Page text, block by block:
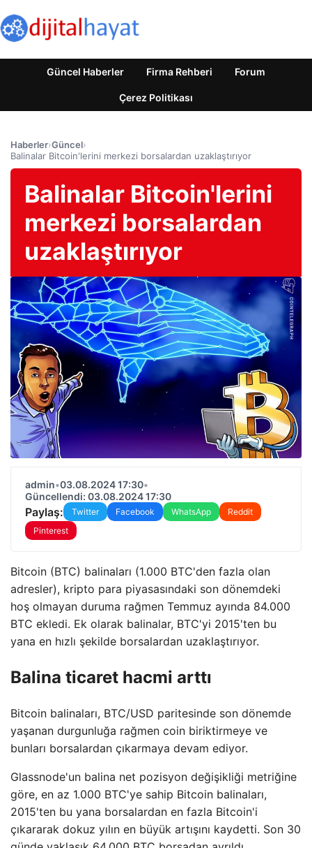
Güncel Haberler Firma Rehberi Forum
Çerez Politikası
Haberler›Güncel›
Balinalar Bitcoin'lerini merkezi borsalardan uzaklaştırıyor
Balinalar Bitcoin'lerini
merkezi borsalardan
uzaklaştırıyor
admin•03.08.2024 17:30•
Güncellendi: 03.08.2024 17:30
Paylaş: Twitter Facebook WhatsApp
Reddit
Pinterest
Bitcoin (BTC) balinaları (1.000 BTC'den fazla olan
adresler), kripto para piyasasındaki son dönemdeki
hoş olmayan duruma rağmen Temmuz ayında 84.000
BTC ekledi. Ek olarak balinalar, BTC'yi 2015'ten bu
yana en hızlı şekilde borsalardan uzaklaştırıyor.
Balina ticaret hacmi arttı
Bitcoin balinaları, BTC/USD paritesinde son dönemde
yaşanan durgunluğa rağmen coin biriktirmeye ve
bunları borsalardan çıkarmaya devam ediyor.
Glassnode'un balina net pozisyon değişikliği metriğine
göre, en az 1.000 BTC'ye sahip Bitcoin balinaları,
2015'ten bu yana borsalardan en fazla Bitcoin'i
çıkararak dokuz yılın en büyük artışını kaydetti. Son 30